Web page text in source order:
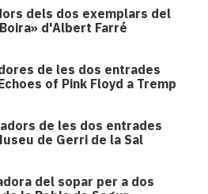
dels dos exemplars del
d'Albert Farré
de les dos entrades
of Pink Floyd a Tremp
de les dos entrades
de Gerri de la Sal
del sopar per a dos